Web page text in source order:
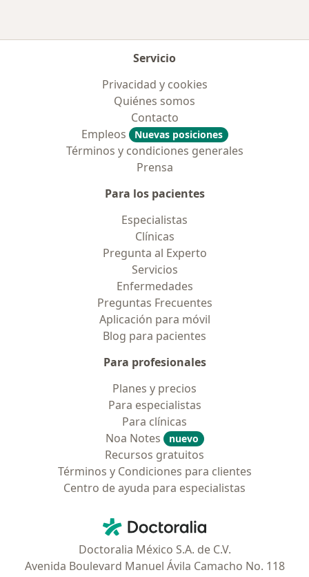
Servicio
Privacidad y cookies
Quiénes somos
Contacto
Empleos
Nuevas posiciones
Términos y condiciones generales
Prensa
Para los pacientes
Especialistas
Clínicas
Pregunta al Experto
Servicios
Enfermedades
Preguntas Frecuentes
Aplicación para móvil
Blog para pacientes
Para profesionales
Planes y precios
Para especialistas
Para clínicas
Noa Notes
nuevo
Recursos gratuitos
Términos y Condiciones para clientes
Centro de ayuda para especialistas
Doctoralia - Página de inicio
Doctoralia México S.A. de C.V.
Avenida Boulevard Manuel Ávila Camacho No. 118